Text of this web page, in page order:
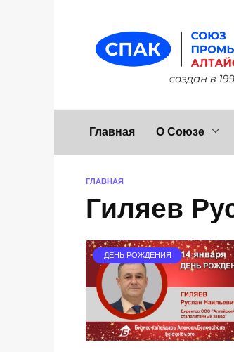
Главная О Союзе
ГЛАВНАЯ
Гиляев
ДЕНЬ РОЖДЕНИЯ